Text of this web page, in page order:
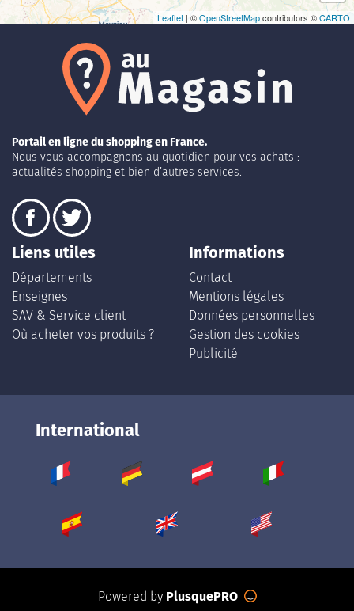
Leaflet | ©OpenStreetMapcontributors ©CARTO
Portail en ligne du shopping en France.
Nous vous accompagnons au quotidien pour vos achats :
actualités shopping et bien d’autres services.
Liens utiles
Départements
Enseignes
SAV & Service client
Où acheter vos produits ?
Informations
Contact
Mentions légales
Données personnelles
Gestion des cookies
Publicité
International
Powered by PlusquePRO